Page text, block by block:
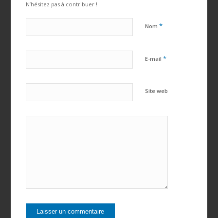
N’hésitez pas à contribuer !
Nom *
E-mail *
Site web